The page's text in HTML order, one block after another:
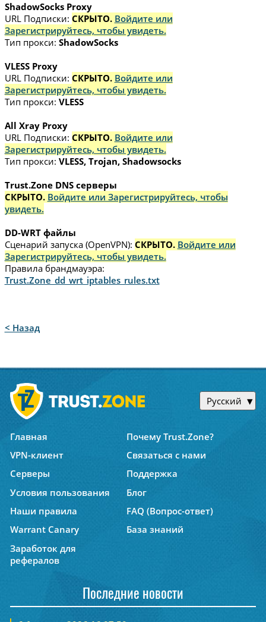
ShadowSocks Proxy
URL Подписки: СКРЫТО. Войдите или
Зарегистрируйтесь, чтобы увидеть.
Тип прокси: ShadowSocks
VLESS Proxy
URL Подписки: СКРЫТО. Войдите или
Зарегистрируйтесь, чтобы увидеть.
Тип прокси: VLESS
All Xray Proxy
URL Подписки: СКРЫТО. Войдите или
Зарегистрируйтесь, чтобы увидеть.
Тип прокси: VLESS, Trojan, Shadowsocks
Trust.Zone DNS серверы
СКРЫТО. Войдите или Зарегистрируйтесь, чтобы
увидеть.
DD-WRT файлы
Сценарий запуска (OpenVPN): СКРЫТО. Войдите или
Зарегистрируйтесь, чтобы увидеть.
Правила брандмауэра:
Trust.Zone_dd_wrt_iptables_rules.txt
< Назад
Русский
Главная
Почему Trust.Zone?
VPN-клиент
Связаться с нами
Серверы
Поддержка
Условия пользования
Блог
Наши правила
FAQ (Вопрос-ответ)
Warrant Canary
База знаний
Заработок для
рефералов
Последние новости